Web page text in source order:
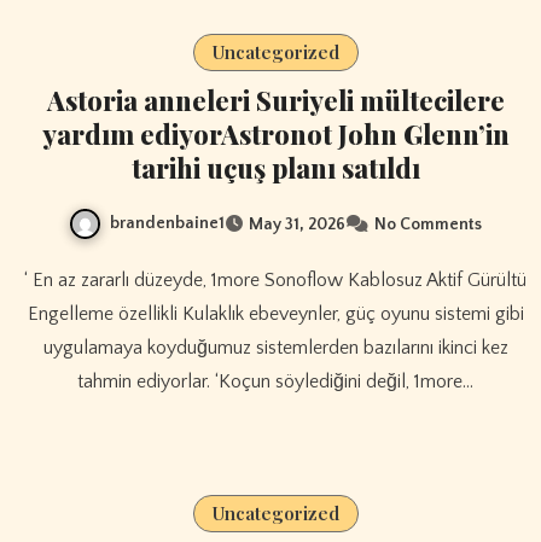
Uncategorized
Astoria anneleri Suriyeli mültecilere
yardım ediyorAstronot John Glenn’in
tarihi uçuş planı satıldı
brandenbaine1 May 31, 2026 No Comments
‘ En az zararlı düzeyde, 1more Sonoflow Kablosuz Aktif Gürültü
Engelleme özellikli Kulaklık ebeveynler, güç oyunu sistemi gibi
uygulamaya koyduğumuz sistemlerden bazılarını ikinci kez
tahmin ediyorlar. ‘Koçun söylediğini değil, 1more…
Uncategorized